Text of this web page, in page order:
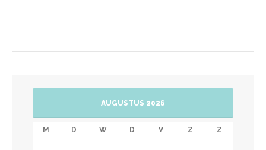
AUGUSTUS 2026
M D W D V Z Z